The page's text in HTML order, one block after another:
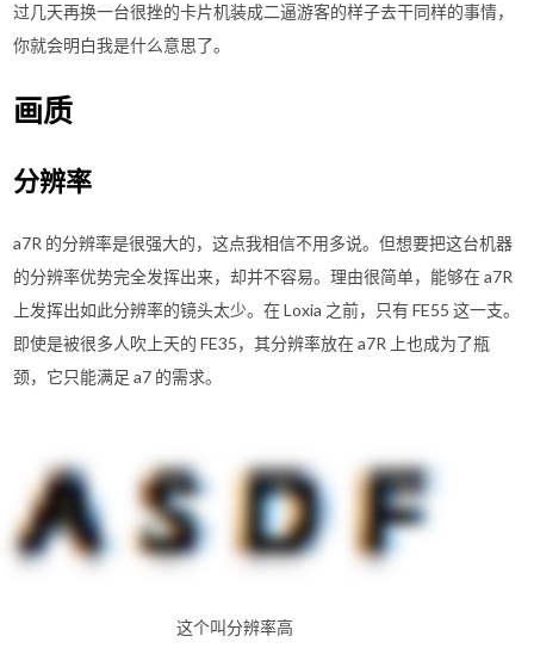
过几天再换一台很挫的卡片机装成二逼游客的样子去干同样的事情，
你就会明白我是什么意思了。
画质
分辨率
a7R 的分辨率是很强大的，这点我相信不用多说。但想要把这台机器
的分辨率优势完全发挥出来，却并不容易。理由很简单，能够在 a7R
上发挥出如此分辨率的镜头太少。在 Loxia 之前，只有 FE55 这一支。
即使是被很多人吹上天的 FE35，其分辨率放在 a7R 上也成为了瓶
颈，它只能满足 a7 的需求。
这个叫分辨率高